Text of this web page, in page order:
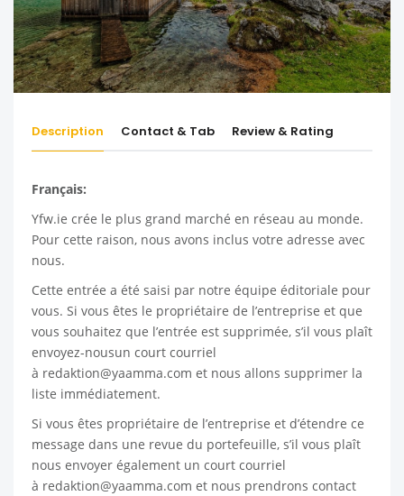
Description Contact & Tab Review & Rating
Français:
Yfw.ie crée le plus grand marché en réseau au monde.
Pour cette raison, nous avons inclus votre adresse avec
nous.
Cette entrée a été saisi par notre équipe éditoriale pour
vous. Si vous êtes le propriétaire de l’entreprise et que
vous souhaitez que l’entrée est supprimée, s’il vous plaît
envoyez-nousun court courriel
à redaktion@yaamma.com et nous allons supprimer la
liste immédiatement.
Si vous êtes propriétaire de l’entreprise et d’étendre ce
message dans une revue du portefeuille, s’il vous plaît
nous envoyer également un court courriel
à redaktion@yaamma.com et nous prendrons contact